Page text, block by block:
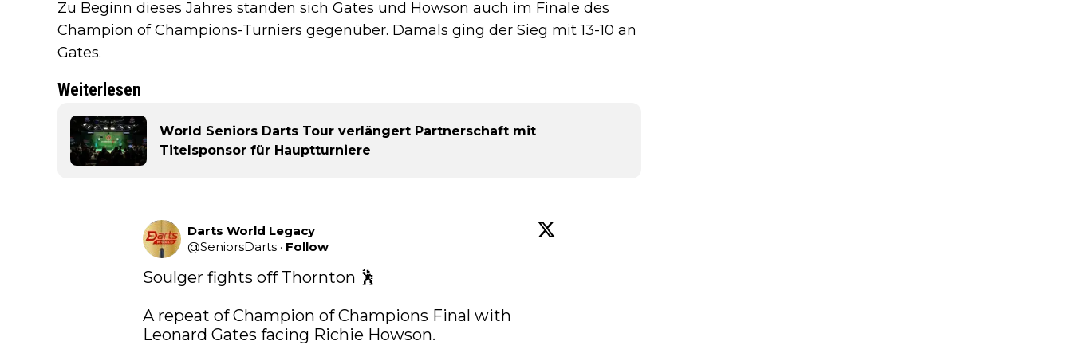
Zu Beginn dieses Jahres standen sich Gates und Howson auch im Finale des
Champion of Champions-Turniers gegenüber. Damals ging der Sieg mit 13-10 an
Gates.
Weiterlesen
World Seniors Darts Tour verlängert Partnerschaft mit
Titelsponsor für Hauptturniere
Darts World Legacy
@SeniorsDarts · Follow
Soulger fights off Thornton 🕺
A repeat of Champion of Champions Final with
Leonard Gates facing Richie Howson.